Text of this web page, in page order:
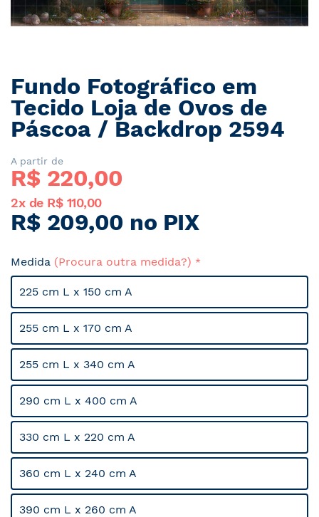
Saltar
para
o
início
Galeria
de
imagens
Fundo Fotográfico em
Tecido Loja de Ovos de
Páscoa / Backdrop 2594
A partir de
R$ 220,00
2x de R$ 110,00
R$ 209,00 no PIX
Medida (Procura outra medida?)
225 cm L x 150 cm A
255 cm L x 170 cm A
255 cm L x 340 cm A
290 cm L x 400 cm A
330 cm L x 220 cm A
360 cm L x 240 cm A
390 cm L x 260 cm A